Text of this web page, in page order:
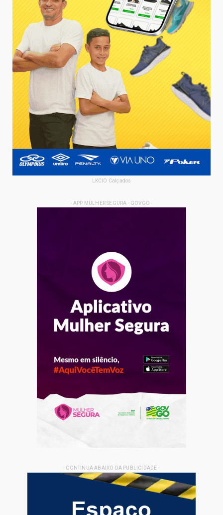
LKCIO Calçados
- APP MULHER SEGURA - GOVGO -
- CONTINUA ABAIXO DA PUBLICIDADE -